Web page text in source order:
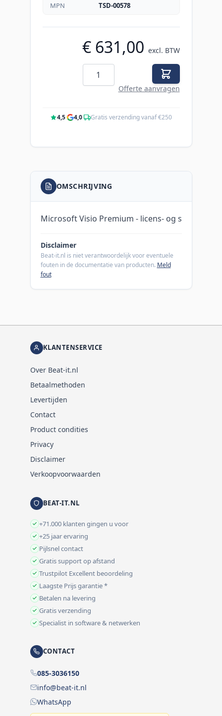
MPN
TSD-00578
€ 631,00 excl. BTW
Aantal
Offerte aanvragen
4,5· 4,0· Gratis verzending vanaf €250
OMSCHRIJVING
Microsoft Visio Premium - licens- og s
Disclaimer
Beat-it.nl is niet verantwoordelijk voor eventuele
fouten in de documentatie van producten. Meld
fout
KLANTENSERVICE
Over Beat-it.nl
Betaalmethoden
Levertijden
Contact
Product condities
Privacy
Disclaimer
Verkoopvoorwaarden
BEAT-IT.NL
+71.000 klanten gingen u voor
+25 jaar ervaring
Pijlsnel contact
Gratis support op afstand
Trustpilot Excellent beoordeling
Laagste Prijs garantie *
Betalen na levering
Gratis verzending
Specialist in software & netwerken
CONTACT
085-3036150
info@beat-it.nl
WhatsApp